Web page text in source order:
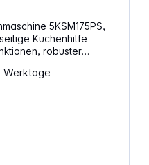
5KSM175PS,
Küchenhilfe
robuster
zum
professionelle
Werktage